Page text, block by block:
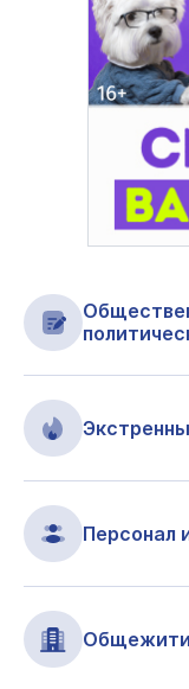
Персонал